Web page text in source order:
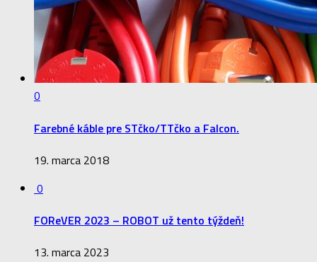
0
Farebné káble pre STčko/TTčko a Falcon.
19. marca 2018
0
FOReVER 2023 – ROBOT už tento týždeň!
13. marca 2023